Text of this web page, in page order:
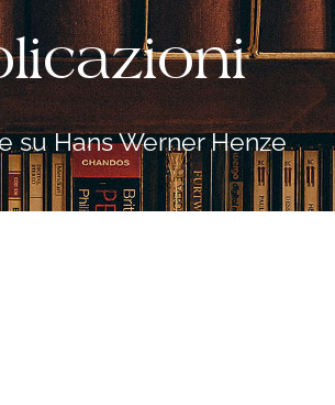
su Hans Werner Henze